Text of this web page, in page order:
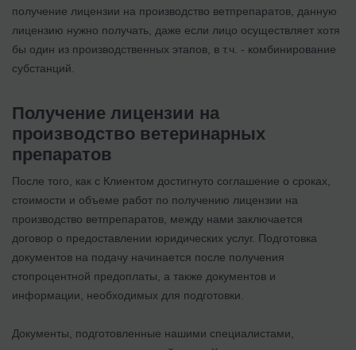
получение лицензии на производство ветпрепаратов, данную
лицензию нужно получать, даже если лицо осуществляет хотя
бы один из производственных этапов, в т.ч. - комбинирование
субстанций.
Получение лицензии на
производство ветеринарных
препаратов
После того, как с Клиентом достигнуто соглашение о сроках,
стоимости и объеме работ по получению лицензии на
производство ветпрепаратов, между нами заключается
договор о предоставлении юридических услуг. Подготовка
документов на подачу начинается после получения
стопроцентной предоплаты, а также документов и
информации, необходимых для подготовки.
Документы, подготовленные нашими специалистами,